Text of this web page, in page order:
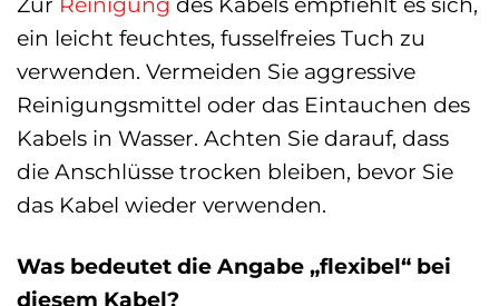
ein leicht feuchtes, fusselfreies Tuch zu
verwenden. Vermeiden Sie aggressive
Reinigungsmittel oder das Eintauchen des
Kabels in Wasser. Achten Sie darauf, dass
die Anschlüsse trocken bleiben, bevor Sie
das Kabel wieder verwenden.
Was bedeutet die Angabe „flexibel“ bei
diesem Kabel?